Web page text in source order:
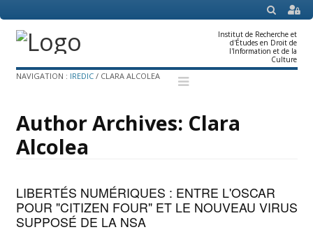
SEARCH
Institut de Recherche et
d'Études en Droit de
l'Information et de la
Culture
Menu
Skip
NAVIGATION : IREDIC / CLARA ALCOLEA
Author Archives: Clara
Alcolea
LIBERTÉS NUMÉRIQUES : ENTRE L'OSCAR
POUR "CITIZEN FOUR" ET LE NOUVEAU VIRUS
SUPPOSÉ DE LA NSA